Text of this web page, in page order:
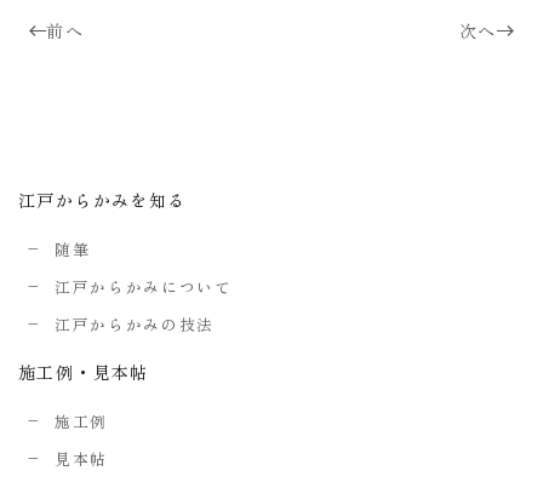
前へ 次へ
江戸からかみを知る
随筆
江戸からかみについて
江戸からかみの技法
施工例・見本帖
施工例
見本帖